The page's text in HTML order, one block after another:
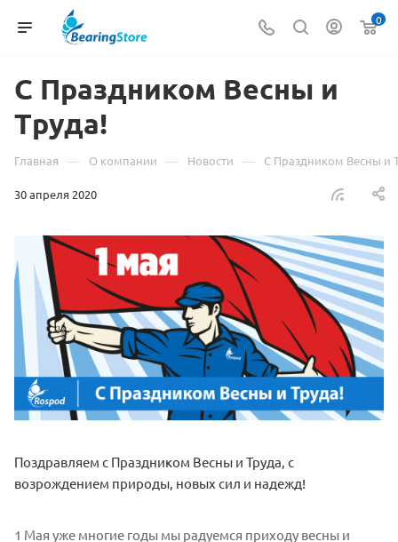
0
С Праздником Весны и
Труда!
Главная — О компании — Новости — С Праздником Весны и
30 апреля 2020
Поздравляем с Праздником Весны и Труда, с
возрождением природы, новых сил и надежд!
1 Мая уже многие годы мы радуемся приходу весны и